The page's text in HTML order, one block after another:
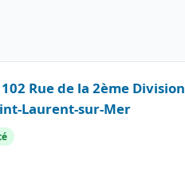
Rue de la 2ème Division
Laurent-sur-Mer